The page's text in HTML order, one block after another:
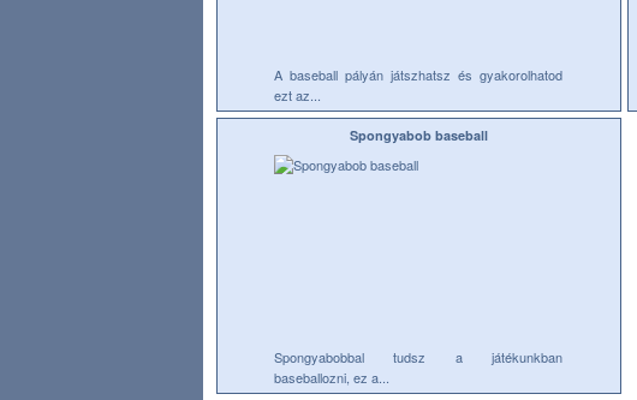
A baseball pályán játszhatsz és gyakorolhatod
ezt az...
Spongyabob baseball
Spongyabobbal tudsz a játékunkban
baseballozni, ez a...